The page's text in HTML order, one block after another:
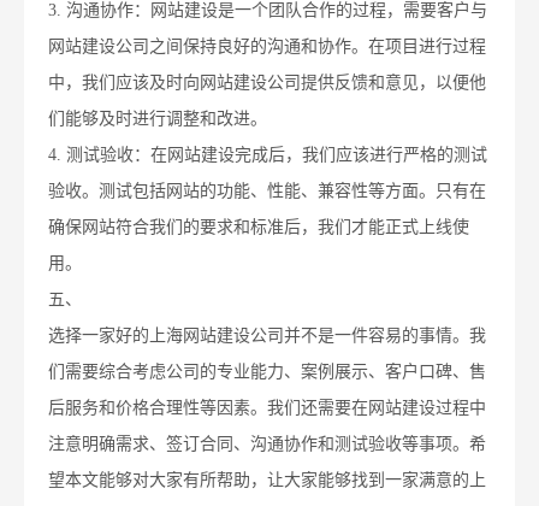
3. 沟通协作：网站建设是一个团队合作的过程，需要客户与
网站建设公司之间保持良好的沟通和协作。在项目进行过程
中，我们应该及时向网站建设公司提供反馈和意见，以便他
们能够及时进行调整和改进。
4. 测试验收：在网站建设完成后，我们应该进行严格的测试
验收。测试包括网站的功能、性能、兼容性等方面。只有在
确保网站符合我们的要求和标准后，我们才能正式上线使
用。
五、
选择一家好的上海网站建设公司并不是一件容易的事情。我
们需要综合考虑公司的专业能力、案例展示、客户口碑、售
后服务和价格合理性等因素。我们还需要在网站建设过程中
注意明确需求、签订合同、沟通协作和测试验收等事项。希
望本文能够对大家有所帮助，让大家能够找到一家满意的上